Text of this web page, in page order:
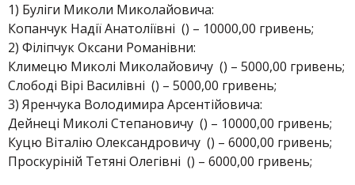
1) Буліги Миколи Миколайовича:
Копанчук Надії Анатоліївні () – 10000,00 гривень;
2) Філіпчук Оксани Романівни:
Климецю Миколі Миколайовичу () – 5000,00 гривень;
Слободі Вірі Василівні () – 5000,00 гривень;
3) Яренчука Володимира Арсентійовича:
Дейнеці Миколі Степановичу () – 10000,00 гривень;
Куцю Віталію Олександровичу () – 6000,00 гривень;
Проскуріній Тетяні Олегівні () – 6000,00 гривень;